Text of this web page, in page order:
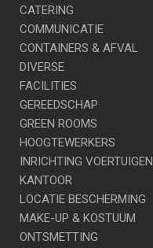
CATERING
COMMUNICATIE
CONTAINERS & AFVAL
DIVERSE
FACILITIES
GEREEDSCHAP
GREEN ROOMS
HOOGTEWERKERS
INRICHTING VOERTUIGEN
KANTOOR
LOCATIE BESCHERMING
MAKE-UP & KOSTUUM
ONTSMETTING